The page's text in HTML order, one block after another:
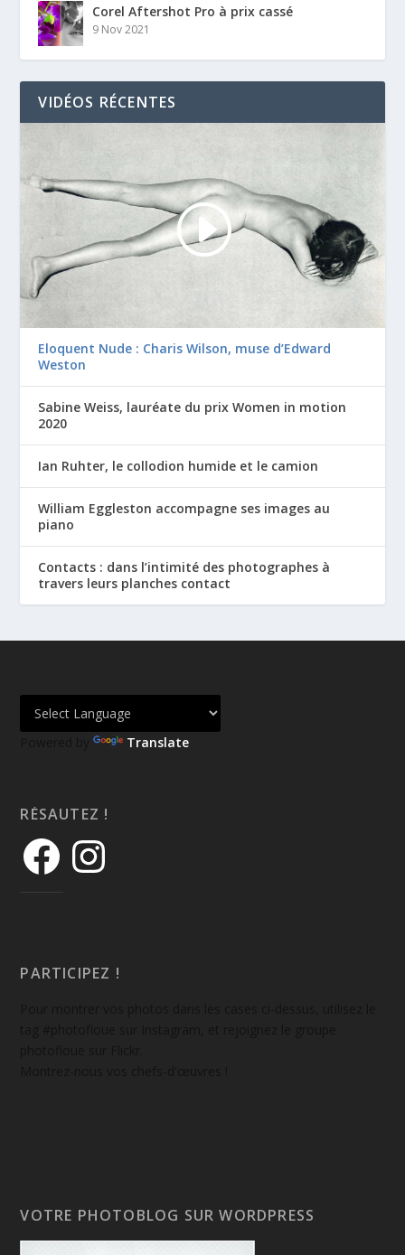
Corel Aftershot Pro à prix cassé
9 Nov 2021
VIDÉOS RÉCENTES
Eloquent Nude : Charis Wilson, muse d’Edward
Weston
Sabine Weiss, lauréate du prix Women in motion
2020
Ian Ruhter, le collodion humide et le camion
William Eggleston accompagne ses images au
piano
Contacts : dans l’intimité des photographes à
travers leurs planches contact
Powered by Translate
RÉSAUTEZ !
PARTICIPEZ !
VOTRE PHOTOBLOG SUR WORDPRESS